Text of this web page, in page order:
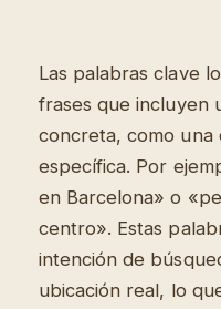
Las palabras clave
frases que incluyen
concreta, como una
específica. Por
en Barcelona» o
centro». Estas
intención de
ubicación real, lo